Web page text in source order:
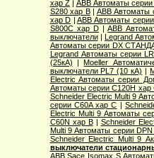
хар Z| ABB Автоматы
S280 хар B| ABB Автоматы
хар D | ABB Автоматы
S800C хар D|ABB
выключатели| Legrand
Автоматы серии DX
Legrand Автоматы серии
(25кА) |Moeller
выключатели PL7 (10 кА) |
Electric Aвтоматы серии
Автоматы серии C120H хар
Schneider Electric Multi 9
серии C60A хар C |
Electric Multi 9 Автоматы
C60N хар B| Schneider
Multi 9 Автоматы серии
Schneider Electric Multi 9
выключатели
ABB Sace Isomax S